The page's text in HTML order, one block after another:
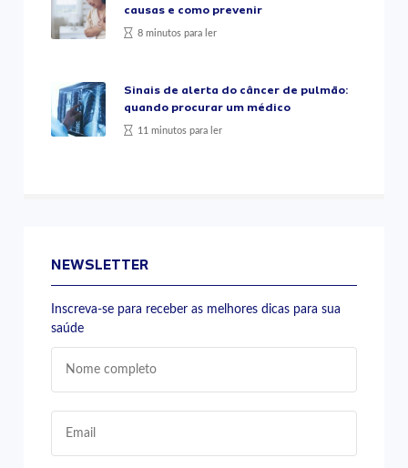
causas e como prevenir
8 minutos para ler
Sinais de alerta do câncer de pulmão:
quando procurar um médico
11 minutos para ler
NEWSLETTER
Inscreva-se para receber as melhores dicas para sua
saúde